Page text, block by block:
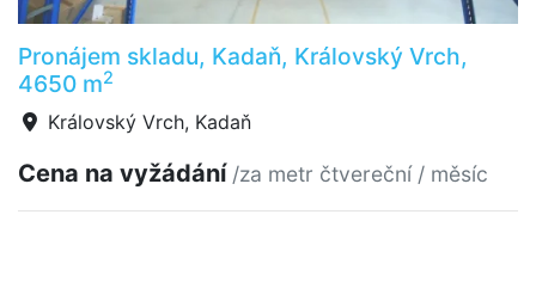
Pronájem skladu, Kadaň, Královský Vrch,
4650 m2
Královský Vrch, Kadaň
Cena na vyžádání /za metr čtvereční / měsíc